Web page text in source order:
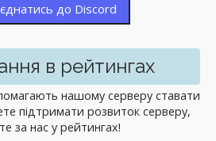
до Discord
в рейтингах
нашому серверу ставати
підтримати розвиток серверу,
за нас у рейтингах!